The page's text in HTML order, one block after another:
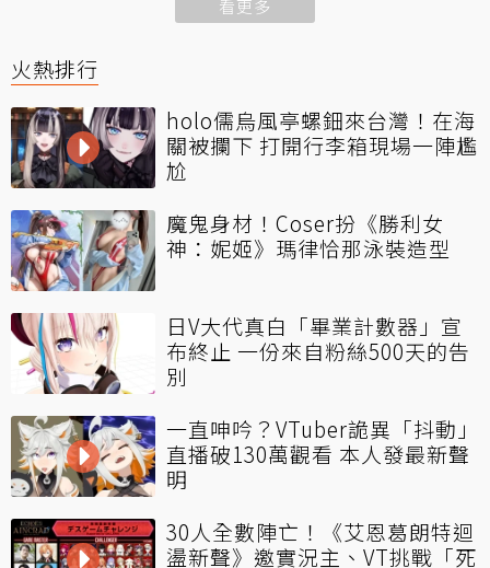
看更多
火熱排行
holo儒烏風亭螺鈿來台灣！在海
關被攔下 打開行李箱現場一陣尷
尬
魔鬼身材！Coser扮《勝利女
神：妮姬》瑪律恰那泳裝造型
日V大代真白「畢業計數器」宣
布終止 一份來自粉絲500天的告
別
一直呻吟？VTuber詭異「抖動」
直播破130萬觀看 本人發最新聲
明
30人全數陣亡！《艾恩葛朗特迴
盪新聲》邀實況主、VT挑戰「死